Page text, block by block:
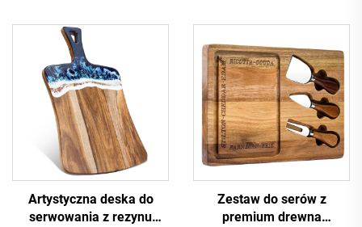
Artystyczna deska do
serwowania z rezynu
Zestaw do serów z
premium drewna